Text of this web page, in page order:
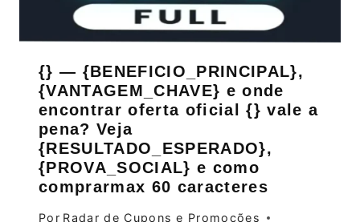
{} — {BENEFICIO_PRINCIPAL},
{VANTAGEM_CHAVE} e onde
encontrar oferta oficial {} vale a
pena? Veja
{RESULTADO_ESPERADO},
{PROVA_SOCIAL} e como
comprarmax 60 caracteres
Por Radar de Cupons e Promoções